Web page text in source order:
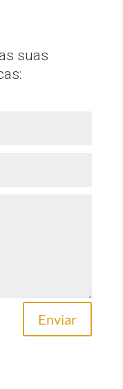
suas
Enviar